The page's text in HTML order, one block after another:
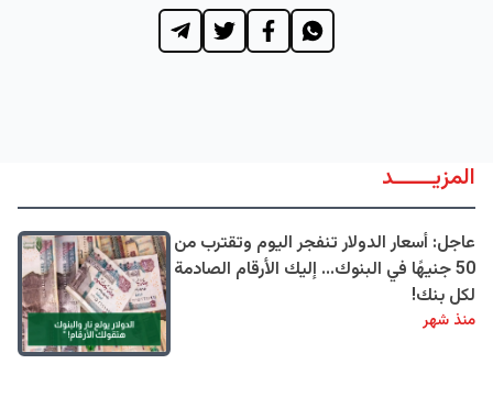
المزيــــــد
عاجل: أسعار الدولار تنفجر اليوم وتقترب من
50 جنيهًا في البنوك... إليك الأرقام الصادمة
لكل بنك!
منذ شهر